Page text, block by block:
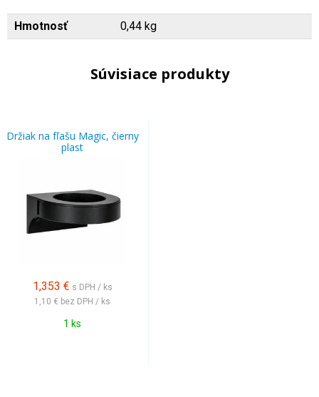
Hmotnosť 0,44 kg
Súvisiace produkty
Držiak na fľašu Magic, čierny
plast
1,353 € s DPH / ks
1,10 € bez DPH / ks
1 ks